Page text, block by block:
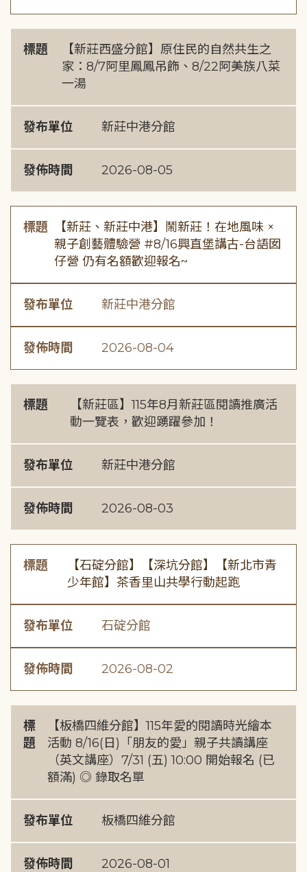
標題
【新莊西盛分館】原住民的自然共生之
家：8/7阿里鳳鳳吊飾、8/22阿美族八菜
一湯
發布單位 新莊中港分館
發佈時間 2026-08-05
標題
【新莊、新莊中港】鬧新莊！在地風味 ×
親子創藝體驗營 #8/16興直堡講古-台語囡
仔營 仍有名額歡迎報名~
發布單位 新莊中港分館
發佈時間 2026-08-04
標題
【新莊區】115年8月新莊區閱讀推廣活
動一覽表，歡迎踴躍參加！
發布單位 新莊中港分館
發佈時間 2026-08-03
標題
【石碇分館】【深坑分館】【新北市青
少年館】茶香里山共學行動起跑
發布單位 石碇分館
發佈時間 2026-08-02
標
題
【板橋四維分館】115年愛的閱讀時光繪本
活動 8/16(日)「朋友的愛」親子共讀講座
（英文講座）7/31 (五) 10:00 開始報名 (已
額滿) ◎ 錄取名單
發布單位 板橋四維分館
發佈時間 2026-08-01